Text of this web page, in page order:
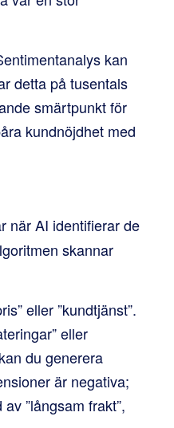
kan
detta på tusentals
smärtpunkt för
kundnöjdhet med
när AI identifierar de
skannar
eller ”kundtjänst”.
eller
du generera
är negativa;
”långsam frakt”,